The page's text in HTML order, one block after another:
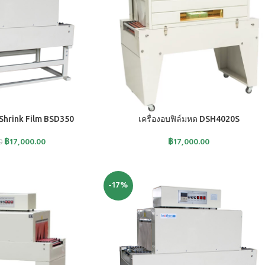
Film BSD350
฿17,000.00
หยิบใส่ตะกร้าเครื่องอบฟิล์มหด DSH4020S
฿17,000.00
-17%